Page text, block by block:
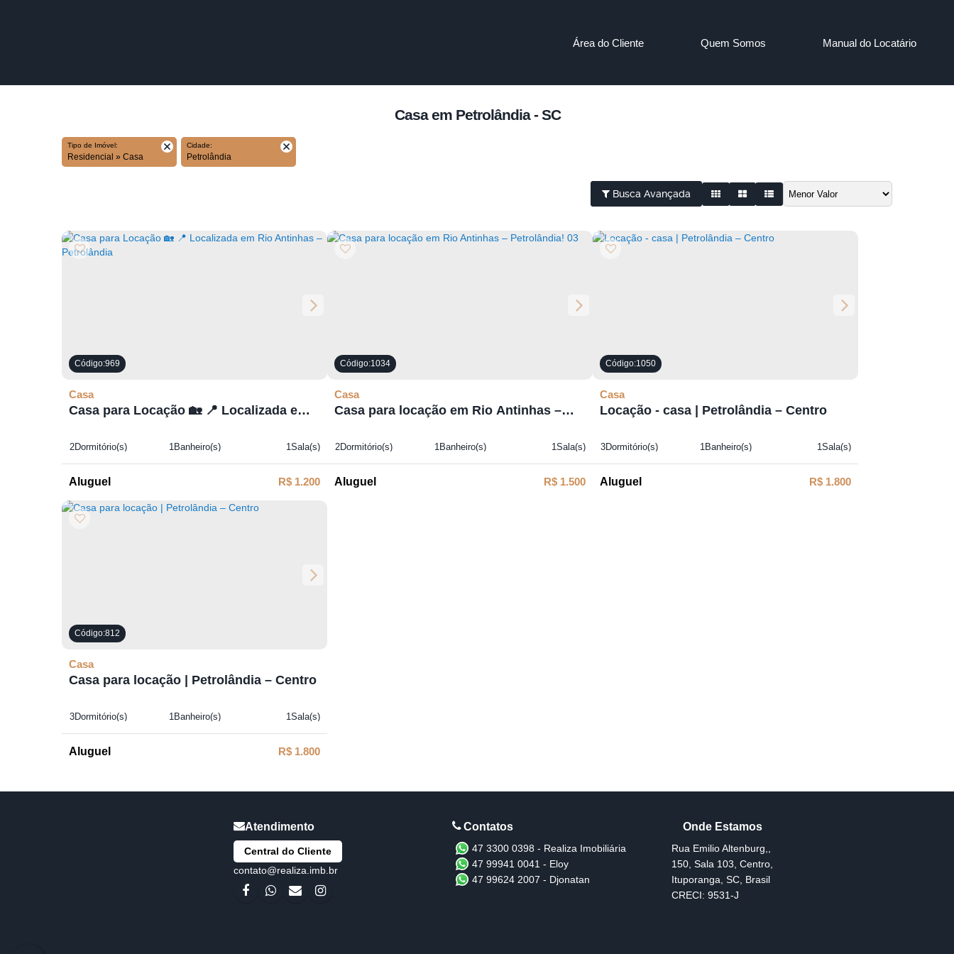
Área do Cliente Quem Somos Manual do Locatário
Casa em Petrolândia - SC
Tipo de Imóvel:
Residencial » Casa
Cidade:
Petrolândia
Busca Avançada
969
Casa para Locação 🏡 📍 Localizada em
Casa
R$ 1.200
2 Dormitório(s) 1 Banheiro(s) 1 Sala(s)
1034
Casa para locação em Rio Antinhas –
Casa
R$ 1.500
2 Dormitório(s) 1 Banheiro(s) 1 Sala(s)
1050
Locação - casa | Petrolândia – Centro
Casa
R$ 1.800
3 Dormitório(s) 1 Banheiro(s) 1 Sala(s)
812
Casa para locação | Petrolândia – Centro
Casa
R$ 1.800
3 Dormitório(s) 1 Banheiro(s) 1 Sala(s)
Central do Cliente
contato@realiza.imb.br
47 3300 0398 - Realiza Imobiliária
47 99941 0041 - Eloy
47 99624 2007 - Djonatan
Rua Emilio Altenburg,
150, Sala 103 Centro,
Ituporanga SC, Brasil
CRECI: 9531-J